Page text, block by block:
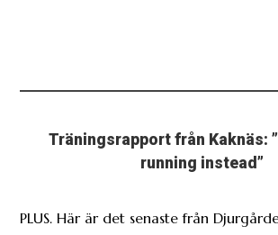
Träningsrapport från Kaknäs:
running instead”
PLUS. Här är det senaste från